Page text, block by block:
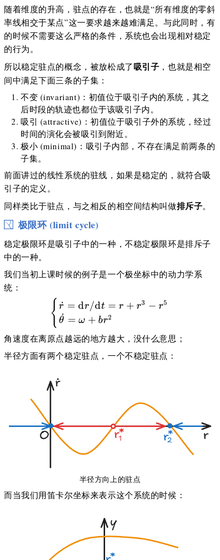
随着维度的升高，驻点的存在，也就是“所有维度的零斜
率线相交于某点”这一要求越来越难满足。与此同时，有
的时候不需要这么严格的条件，系统也会出现相对稳定
的行为。
所以稳定驻点的概念，被放松成了吸引子 ，也就是相空
间中满足下面三条的子集：
不变 (invariant)：初值位于吸引子内的系统，其之
后时段的轨迹也都位于该吸引子内。
吸引 (attractive)：初值位于吸引子外的系统，经过
时间的演化会被吸引到附近。
极小 (minimal)：吸引子内部，不存在满足前两条的
子集。
前面讲过的线性系统的驻线，如果是稳定的，就符合吸
引子的定义。
同样类比于驻点，与之相反的相空间结构叫做排斥子。
极限环 (limit cycle)
稳定极限环是吸引子中的一种，不稳定极限环是排斥子
中的一种。
我们当初上课时候的例子是一个极坐标中的动力学系
统：
\begin{cases} \dot r
{r
˙ = dr /dt = r + r3 − r5
θ
˙ = ω + br2
角速度在离原点越远的地方越大，没什么意思；
半径方面有两个稳定驻点，一个不稳定驻点：
半径方向上的驻点
而当我们用笛卡尔坐标来表示这个系统的时候：